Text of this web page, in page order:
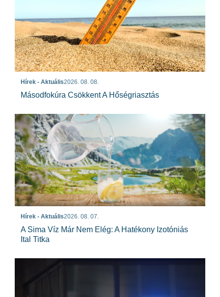
Hírek - Aktuális2026. 08. 08.
Másodfokúra Csökkent A Hőségriasztás
Hírek - Aktuális2026. 08. 07.
A Sima Víz Már Nem Elég: A Hatékony Izotóniás
Ital Titka